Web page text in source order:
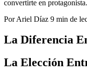
convertirte en protagonista.
Por Ariel Díaz 9 min de
La Diferencia
La Elección